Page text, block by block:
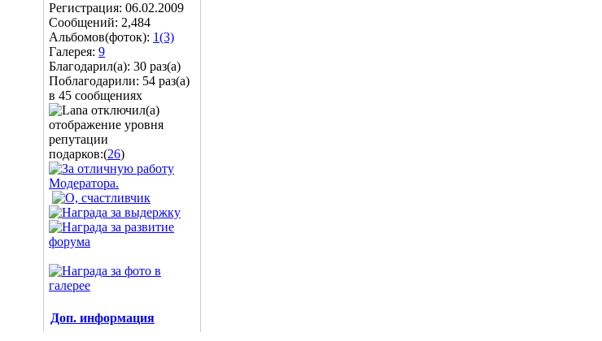
Регистрация: 06.02.2009
Сообщений: 2,484
Альбомов(фоток): 1(3)
Галерея: 9
Благодарил(а): 30 раз(а)
Поблагодарили: 54 раз(а)
в 45 сообщениях
подарков:(26)
Доп. информация